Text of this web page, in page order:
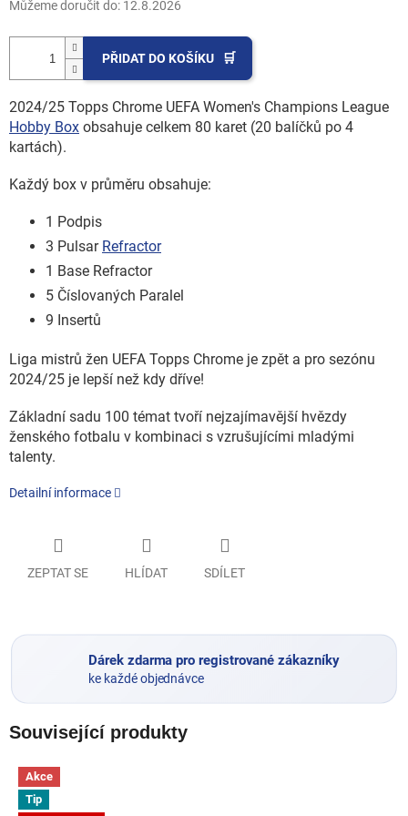
Můžeme doručit do: 12.8.2026
PŘIDAT DO KOŠÍKU
2024/25 Topps Chrome UEFA Women's Champions League
Hobby Box obsahuje celkem 80 karet (20 balíčků po 4
kartách).
Každý box v průměru obsahuje:
1 Podpis
3 Pulsar Refractor
1 Base Refractor
5 Číslovaných Paralel
9 Insertů
Liga mistrů žen UEFA Topps Chrome je zpět a pro sezónu
2024/25 je lepší než kdy dříve!
Základní sadu 100 témat tvoří nejzajímavější hvězdy
ženského fotbalu v kombinaci s vzrušujícími mladými
talenty.
Detailní informace
ZEPTAT SE HLÍDAT SDÍLET
Dárek zdarma pro registrované zákazníky
ke každé objednávce
Související produkty
Akce
Tip